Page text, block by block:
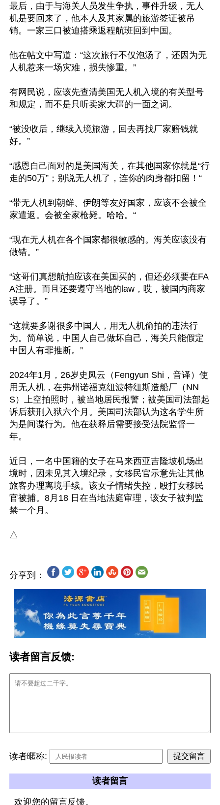
最后，由于与海关人员发生争执，事件升级，无人
机是要回来了，他本人及其家属的旅游签证被吊
销。一家三口被迫搭乘返程航班回到中国。
他在帖文中写道：“这次旅行不仅泡汤了，还因为无
人机惹来一场灾难，损失惨重。”
有网民说，应该先查清美国无人机入境的有关型号
和规定，而不是只听卖家大疆的一面之词。
“被没收后，继续入境旅游，回去再找厂家赔钱就
好。”
“感恩自己面对的是美国海关，在其他国家你就是“行
走的50万”；别说无人机了，连你的肉身都扣留！“
“带无人机到朝鲜、伊朗等友好国家，应该不会被全
家遣返。会被全家枪毙。哈哈。“
“现在无人机在各个国家都很敏感的。海关应该没有
做错。”
“这哥们真想航拍应该在美国买的，但还必须要在FA
A注册。而且还要遵守当地的law，哎，被国内商家
误导了。”
“这就要多谢很多中国人，用无人机偷拍的违法行
为。简单说，中国人自己做坏自己，海关只能假定
中国人有罪推断。”
2024年1月，26岁史凤云（Fengyun Shi，音译）使
用无人机，在弗州诺福克纽波特纽斯造船厂（NN
S）上空拍照时，被当地居民报警；被美国司法部起
诉后获刑入狱六个月。美国司法部认为这名学生所
为是间谍行为。他在获释后需要接受法院监督一
年。
近日，一名中国籍的女子在马来西亚吉隆坡机场出
境时，因未见其入境纪录，女移民官示意先让其他
旅客办理离境手续。该女子情绪失控，殴打女移民
官被捕。8月18 日在当地法庭审理，该女子被判监
禁一个月。
分享到：
读者留言反馈:
读者暱称:
读者留言
欢迎您的留言反馈。